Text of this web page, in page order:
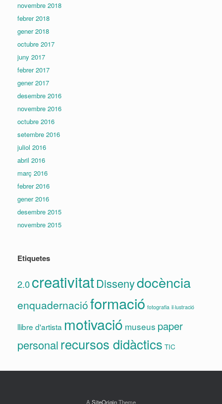
novembre 2018
febrer 2018
gener 2018
octubre 2017
juny 2017
febrer 2017
gener 2017
desembre 2016
novembre 2016
octubre 2016
setembre 2016
juliol 2016
abril 2016
març 2016
febrer 2016
gener 2016
desembre 2015
novembre 2015
Etiquetes
2.0creativitatDissenydocència
enquadernacióformació fotografia il·lustració
llibre d'artista motivació museus paper
personalrecursos didàctics TIC
A SiteOriginTheme